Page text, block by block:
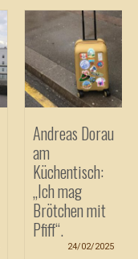
Andreas Dorau
am
Küchentisch:
„Ich mag
Brötchen mit
Pfiff“.
24/02/2025